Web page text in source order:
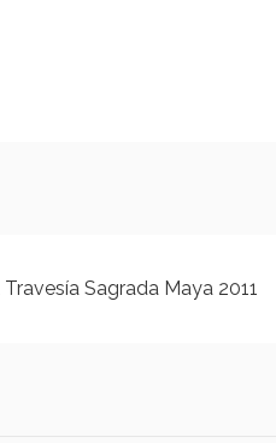
Sagrada Maya 2011